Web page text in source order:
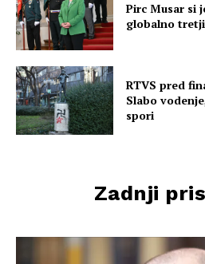
Pirc Musar si
globalno
RTVS pred
Slabo
spori
Zadnji